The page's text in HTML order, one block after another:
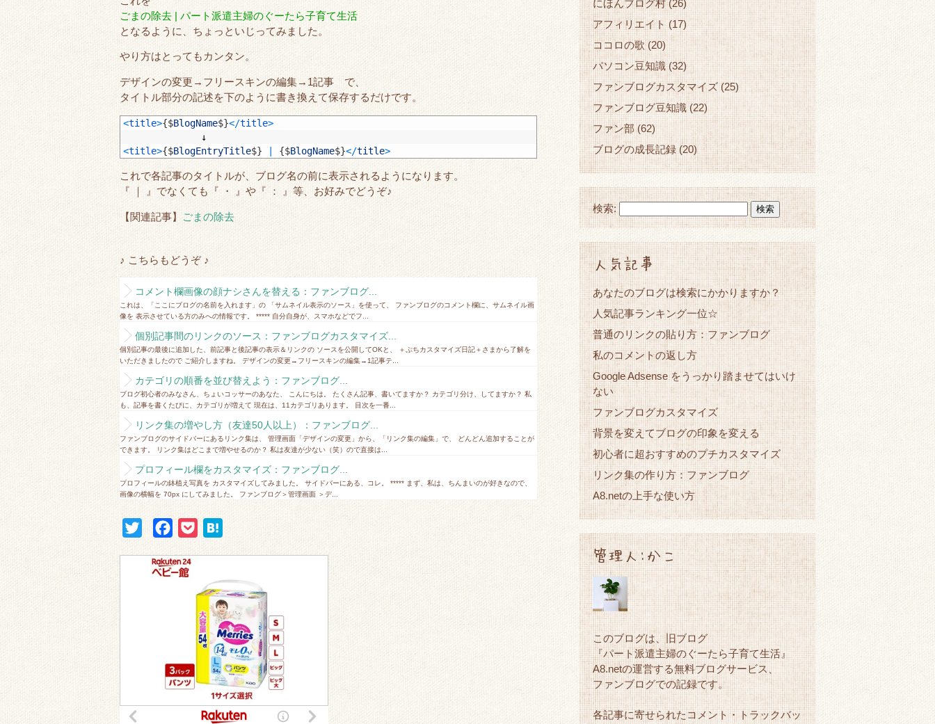
ごまの除去 | パート派遣主婦のぐーたら子育て生活
となるように、ちょっといじってみました。
やり方はとってもカンタン。
デザインの変更→フリースキンの編集→1記事 で、
タイトル部分の記述を下のように書き換えて保存するだけです。
<title>{$BlogName$}</title>
↓
<title>{$BlogEntryTitle$} {$BlogName$}</title>
これで各記事のタイトルが、ブログ名の前に表示されるようになります。
『 ｜ 』でなくても『 ・ 』や『 ： 』等、お好みでどうぞ♪
【関連記事】 ごまの除去
♪ こちらもどうぞ ♪
コメント欄画像の顔ナシさんを替える：ファンブログ...
これは、「ここにブログの名前を入れます」の 「サムネイル表示のソース」を使って、 ファンブログのコメント欄に、サムネイル画
像を 表示させている方のみへの情報です。 ***** 自分自身が、スマホなどでフ...
個別記事間のリンクのソース：ファンブログカスタマイズ...
個別記事の最後に追加した、前記事と後記事の表示＆リンクの ソースを公開してOKと、 ＋ぷちカスタマイズ日記＋さまから了解を
いただきましたので ご紹介しますね。 デザインの変更→フリースキンの編集→1記事テ...
カテゴリの順番を並び替えよう：ファンブログ...
ブログ初心者のみなさん、ちょいコッサーのあなた、 こんにちは。 たくさん記事、書いてますか？ カテゴリ分け、してますか？ 私
も、記事を書くたびに、カテゴリが増えて 現在は、11カテゴリあります。 目次を一番...
リンク集の増やし方（友達50人以上）：ファンブログ...
ファンブログのサイドバーにあるリンク集は、 管理画面「デザインの変更」から、「リンク集の編集」で、 どんどん追加することが
できます。 リンク集はどこまで増やせるのか？ 私は友達が少ない（笑）ので直接は...
プロフィール欄をカスタマイズ：ファンブログ...
プロフィールの鉢植え写真を カスタマイズしてみました。 サイドバーにある、コレ。 ***** まず、私は、ちんまいのが好きなので、
画像の横幅を 70px にしてみました。 ファンブログ＞管理画面 ＞デ...
c
k
t
e
n
a
にほんブログ村(26)
アフィリエイト (17)
ココロの歌(20)
パソコン豆知識 (32)
ファンブログカスタマイズ (25)
ファンブログ豆知識 (22)
ファン部 (62)
ブログの成長記録 (20)
検索:
人気記事
あなたのブログは検索にかかりますか？
人気記事ランキング一位☆
普通のリンクの貼り方：ファンブログ
私のコメントの返し方
Google Adsense をうっかり踏ませてはいけ
ない
ファンブログカスタマイズ
背景を変えてブログの印象を変える
初心者に超おすすめのプチカスタマイズ
リンク集の作り方：ファンブログ
A8.netの上手な使い方
管理人:かこ
このブログは、旧ブログ
『パート派遣主婦のぐーたら子育て生活』
A8.netの運営する無料ブログサービス、
ファンブログでの記録です。
各記事に寄せられたコメント・トラックバッ